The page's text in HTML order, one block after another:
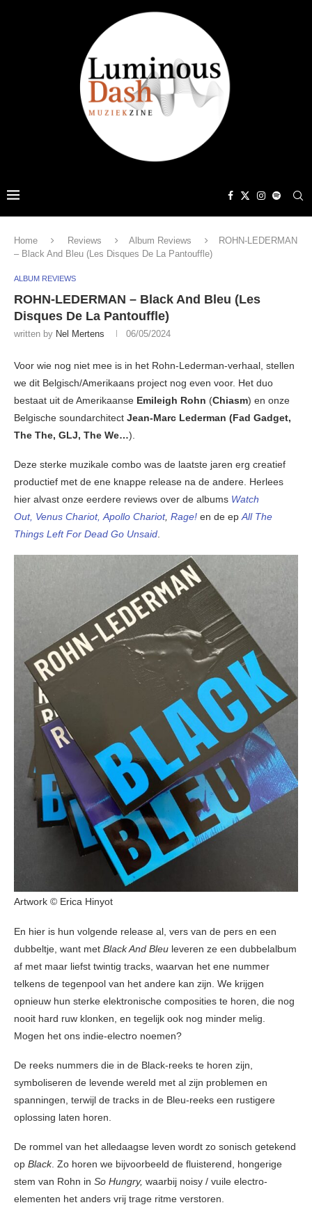
Home Reviews Album Reviews
ROHN-LEDERMAN
– Black And Bleu (Les Disques De La Pantouffle)
ALBUM REVIEWS
ROHN-LEDERMAN – Black And Bleu (Les
Disques De La Pantouffle)
written by Nel Mertens 06/05/2024
Voor wie nog niet mee is in het Rohn-Lederman-verhaal, stellen
we dit Belgisch/Amerikaans project nog even voor. Het duo
bestaat uit de Amerikaanse Emileigh Rohn (Chiasm) en onze
Belgische soundarchitect Jean-Marc Lederman (Fad Gadget,
The The, GLJ, The We…).
Deze sterke muzikale combo was de laatste jaren erg creatief
productief met de ene knappe release na de andere. Herlees
hier alvast onze eerdere reviews over de albums Watch
Out, Venus Chariot, Apollo Chariot, Rage! en de ep All The
Things Left For Dead Go Unsaid.
Artwork © Erica Hinyot
En hier is hun volgende release al, vers van de pers en een
dubbeltje, want met Black And Bleu leveren ze een dubbelalbum
af met maar liefst twintig tracks, waarvan het ene nummer
telkens de tegenpool van het andere kan zijn. We krijgen
opnieuw hun sterke elektronische composities te horen, die nog
nooit hard ruw klonken, en tegelijk ook nog minder melig.
Mogen het ons indie-electro noemen?
De reeks nummers die in de Black-reeks te horen zijn,
symboliseren de levende wereld met al zijn problemen en
spanningen, terwijl de tracks in de Bleu-reeks een rustigere
oplossing laten horen.
De rommel van het alledaagse leven wordt zo sonisch getekend
op Black. Zo horen we bijvoorbeeld de fluisterend, hongerige
stem van Rohn in So Hungry, waarbij noisy / vuile electro-
elementen het anders vrij trage ritme verstoren.